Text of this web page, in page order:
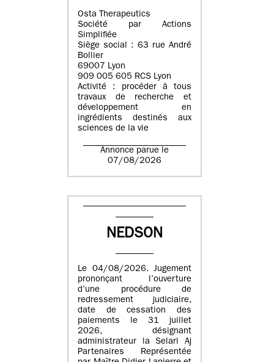
Osta Therapeutics
Société par Actions
Simplifiée
Siège social : 63 rue André
Bollier
69007 Lyon
909 005 605 RCS Lyon
Activité : procéder à tous
travaux de recherche et
développement en
ingrédients destinés aux
sciences de la vie
Annonce parue le
07/08/2026
NEDSON
Le 04/08/2026. Jugement
prononçant l’ouverture
d’une procédure de
redressement judiciaire,
date de cessation des
paiements le 31 juillet
2026, désignant
administrateur la Selarl Aj
Partenaires Représentée